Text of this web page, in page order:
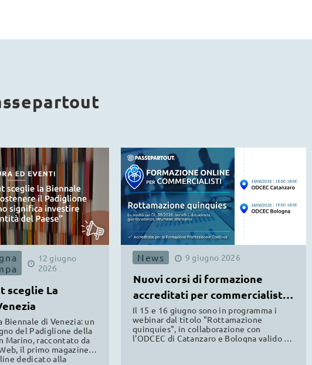
12 giugno
2026
sceglie La
Biennale di Venezia: un
del Padiglione della
Marino, raccontato da
il primo magazine
dedicato alla
News 9 giugno 2026
Nuovi corsi di formazione
accreditati per commercialisti
ODCEC
Il 15 e 16 giugno sono in programma i
webinar dal titolo "Rottamazione
quinquies", in collaborazione con
l'ODCEC di Catanzaro e Bologna valido al